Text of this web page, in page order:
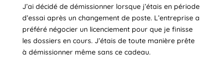
J’ai décidé de démissionner lorsque j’étais en période
d’essai après un changement de poste. L’entreprise a
préféré négocier un licenciement pour que je finisse
les dossiers en cours. J’étais de toute manière prête
à démissionner même sans ce cadeau.